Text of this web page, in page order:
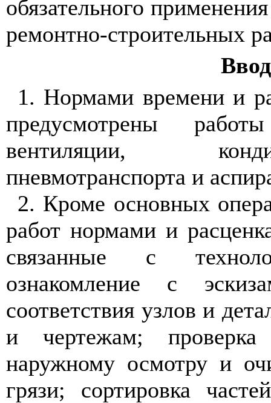
обязательного
ремонтно-строительных
1. Нормами времени и
предусмотрены
вентиляции,
пневмотранспорта и
2. Кроме основных
работ нормами и
связанные с
ознакомление с
соответствия узлов и
и чертежам; проверка
наружному осмотру и
грязи; сортировка